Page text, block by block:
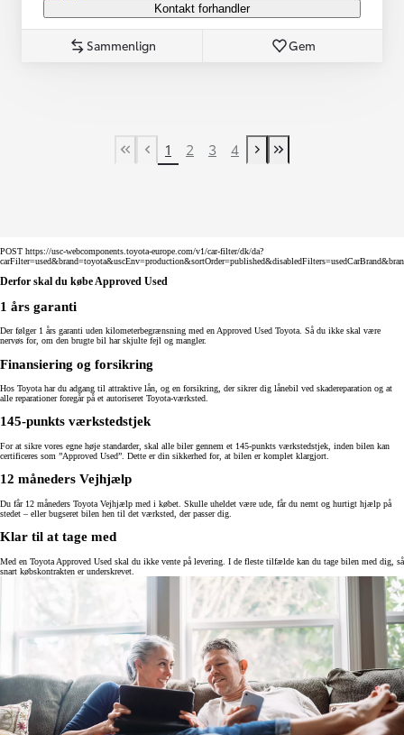
Kontakt forhandler
Sammenlign Gem
First Page
Tidligere side
1 2 3 4
Næste side
Last Page
POST https://usc-webcomponents.toyota-europe.com/v1/car-filter/dk/da?
Derfor skal du købe Approved Used
1 års garanti
Der følger 1 års garanti uden kilometerbegrænsning med en Approved Used Toyota. Så du ikke skal være
nervøs for, om den brugte bil har skjulte fejl og mangler.
Finansiering og forsikring
Hos Toyota har du adgang til attraktive lån, og en forsikring, der sikrer dig lånebil ved skadereparation og at
alle reparationer foregår på et autoriseret Toyota-værksted.
145-punkts værkstedstjek
For at sikre vores egne høje standarder, skal alle biler gennem et 145-punkts værkstedstjek, inden bilen kan
certificeres som ”Approved Used”. Dette er din sikkerhed for, at bilen er komplet klargjort.
12 måneders Vejhjælp
Du får 12 måneders Toyota Vejhjælp med i købet. Skulle uheldet være ude, får du nemt og hurtigt hjælp på
stedet – eller bugseret bilen hen til det værksted, der passer dig.
Klar til at tage med
Med en Toyota Approved Used skal du ikke vente på levering. I de fleste tilfælde kan du tage bilen med dig, så
snart købskontrakten er underskrevet.